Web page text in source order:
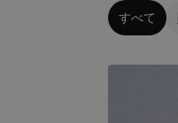
すべて